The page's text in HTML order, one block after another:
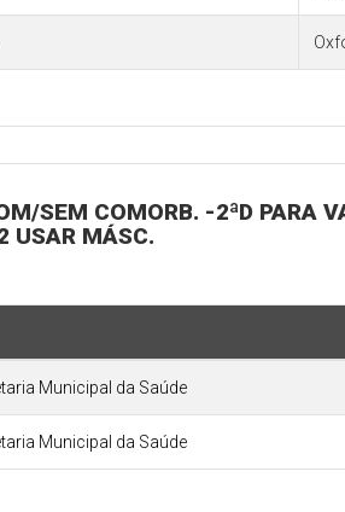
SEM COMORB. -2ªD PARA
USAR MÁSC.
Municipal da Saúde
Municipal da Saúde